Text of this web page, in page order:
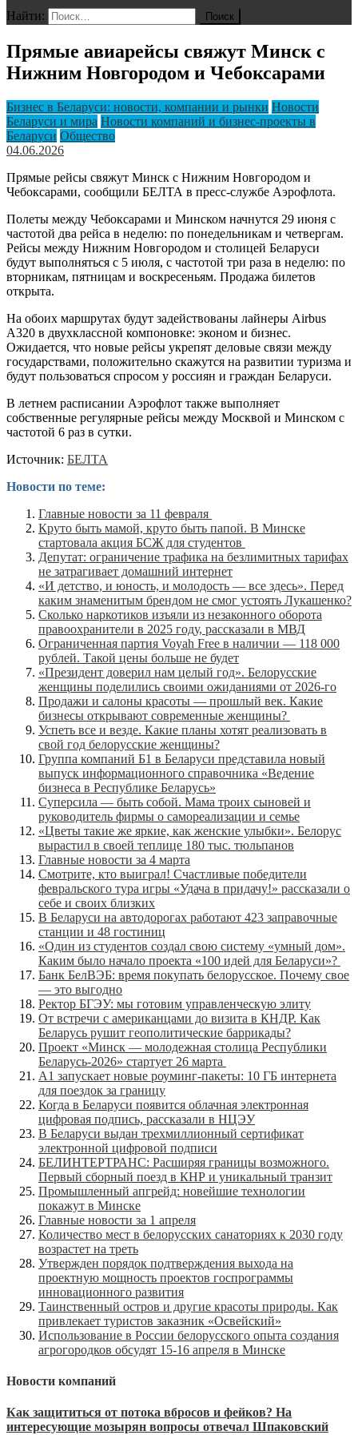
Найти:
Прямые авиарейсы свяжут Минск с
Нижним Новгородом и Чебоксарами
Бизнес в Беларуси: новости, компании и рынки Новости
Беларуси и мира Новости компаний и бизнес-проекты в
Беларуси Общество
04.06.2026
Прямые рейсы свяжут Минск с Нижним Новгородом и
Чебоксарами, сообщили БЕЛТА в пресс-службе Аэрофлота.
Полеты между Чебоксарами и Минском начнутся 29 июня с
частотой два рейса в неделю: по понедельникам и четвергам.
Рейсы между Нижним Новгородом и столицей Беларуси
будут выполняться с 5 июля, с частотой три раза в неделю: по
вторникам, пятницам и воскресеньям. Продажа билетов
открыта.
На обоих маршрутах будут задействованы лайнеры Airbus
A320 в двухклассной компоновке: эконом и бизнес.
Ожидается, что новые рейсы укрепят деловые связи между
государствами, положительно скажутся на развитии туризма и
будут пользоваться спросом у россиян и граждан Беларуси.
В летнем расписании Аэрофлот также выполняет
собственные регулярные рейсы между Москвой и Минском с
частотой 6 раз в сутки.
Источник: БЕЛТА
Новости по теме:
Главные новости за 11 февраля
Круто быть мамой, круто быть папой. В Минске
стартовала акция БСЖ для студентов
Депутат: ограничение трафика на безлимитных тарифах
не затрагивает домашний интернет
«И детство, и юность, и молодость — все здесь». Перед
каким знаменитым брендом не смог устоять Лукашенко?
Сколько наркотиков изъяли из незаконного оборота
правоохранители в 2025 году, рассказали в МВД
Ограниченная партия Voyah Free в наличии — 118 000
рублей. Такой цены больше не будет
«Президент доверил нам целый год». Белорусские
женщины поделились своими ожиданиями от 2026-го
Продажи и салоны красоты — прошлый век. Какие
бизнесы открывают современные женщины?
Успеть все и везде. Какие планы хотят реализовать в
свой год белорусские женщины?
Группа компаний Б1 в Беларуси представила новый
выпуск информационного справочника «Ведение
бизнеса в Республике Беларусь»
Суперсила — быть собой. Мама троих сыновей и
руководитель фирмы о самореализации и семье
«Цветы такие же яркие, как женские улыбки». Белорус
вырастил в своей теплице 180 тыс. тюльпанов
Главные новости за 4 марта
Смотрите, кто выиграл! Счастливые победители
февральского тура игры «Удача в придачу!» рассказали о
себе и своих близких
В Беларуси на автодорогах работают 423 заправочные
станции и 48 гостиниц
«Один из студентов создал свою систему «умный дом».
Каким было начало проекта «100 идей для Беларуси»?
Банк БелВЭБ: время покупать белорусское. Почему свое
— это выгодно
Ректор БГЭУ: мы готовим управленческую элиту
От встречи с американцами до визита в КНДР. Как
Беларусь рушит геополитические баррикады?
Проект «Минск — молодежная столица Республики
Беларусь-2026» стартует 26 марта
А1 запускает новые роуминг-пакеты: 10 ГБ интернета
для поездок за границу
Когда в Беларуси появится облачная электронная
цифровая подпись, рассказали в НЦЭУ
В Беларуси выдан трехмиллионный сертификат
электронной цифровой подписи
БЕЛИНТЕРТРАНС: Расширяя границы возможного.
Первый сборный поезд в КНР и уникальный транзит
Промышленный апгрейд: новейшие технологии
покажут в Минске
Главные новости за 1 апреля
Количество мест в белорусских санаториях к 2030 году
возрастет на треть
Утвержден порядок подтверждения выхода на
проектную мощность проектов госпрограммы
инновационного развития
Таинственный остров и другие красоты природы. Как
привлекает туристов заказник «Освейский»
Использование в России белорусского опыта создания
агрогородков обсудят 15-16 апреля в Минске
Новости компаний
Как защититься от потока вбросов и фейков? На
интересующие мозырян вопросы отвечал Шпаковский